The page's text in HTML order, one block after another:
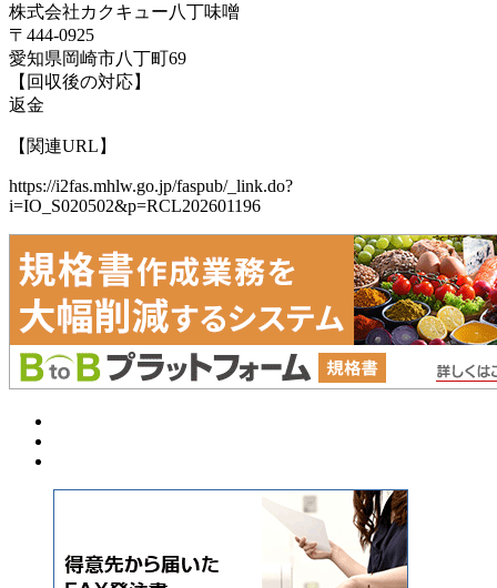
株式会社カクキュー八丁味噌
〒444-0925
愛知県岡崎市八丁町69
【回収後の対応】
返金
【関連URL】
https://i2fas.mhlw.go.jp/faspub/_link.do?
i=IO_S020502&p=RCL202601196